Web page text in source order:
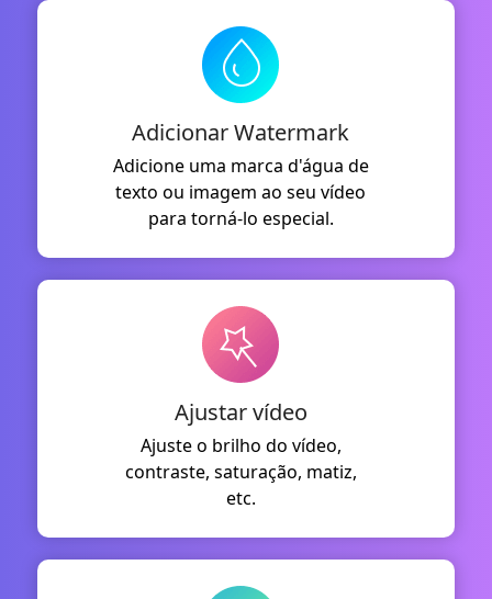
Adicionar Watermark
Adicione uma marca d'água de
texto ou imagem ao seu vídeo
para torná-lo especial.
Ajustar vídeo
Ajuste o brilho do vídeo,
contraste, saturação, matiz,
etc.